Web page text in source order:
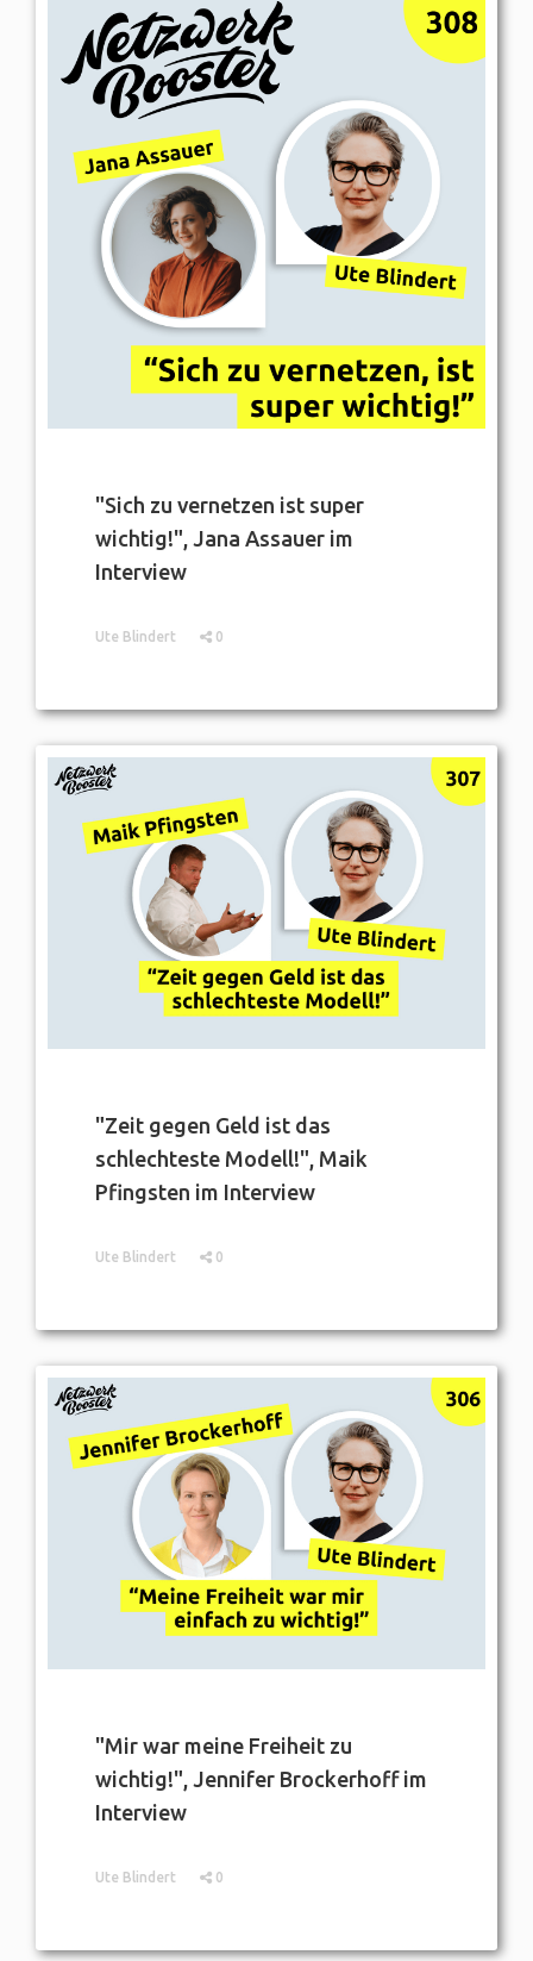
"Sich zu vernetzen ist super
wichtig!", Jana Assauer im
Interview
Ute Blindert 0
"Zeit gegen Geld ist das
schlechteste Modell!", Maik
Pfingsten im Interview
Ute Blindert 0
"Mir war meine Freiheit zu
wichtig!", Jennifer Brockerhoff im
Interview
Ute Blindert 0